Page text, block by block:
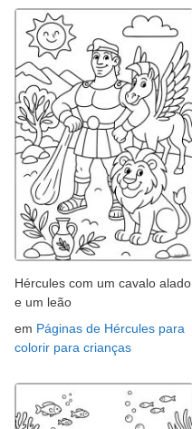
Hércules com um cavalo alado
e um leão
em Páginas de Hércules para
colorir para crianças